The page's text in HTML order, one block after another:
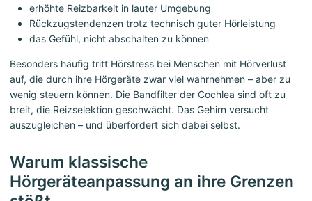
erhöhte Reizbarkeit in lauter Umgebung
Rückzugstendenzen trotz technisch guter Hörleistung
das Gefühl, nicht abschalten zu können
Besonders häufig tritt Hörstress bei Menschen mit Hörverlust
auf, die durch ihre Hörgeräte zwar viel wahrnehmen – aber zu
wenig steuern können. Die Bandfilter der Cochlea sind oft zu
breit, die Reizselektion geschwächt. Das Gehirn versucht
auszugleichen – und überfordert sich dabei selbst.
Warum klassische
Hörgeräteanpassung an ihre Grenzen